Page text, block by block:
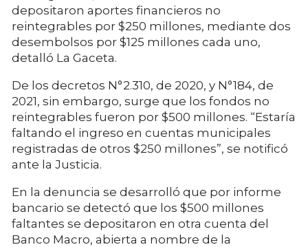
depositaron aportes financieros no
reintegrables por $250 millones, mediante dos
desembolsos por $125 millones cada uno,
detalló La Gaceta.
De los decretos N°2.310, de 2020, y N°184, de
2021, sin embargo, surge que los fondos no
reintegrables fueron por $500 millones. “Estaría
faltando el ingreso en cuentas municipales
registradas de otros $250 millones”, se notificó
ante la Justicia.
En la denuncia se desarrolló que por informe
bancario se detectó que los $500 millones
faltantes se depositaron en otra cuenta del
Banco Macro, abierta a nombre de la